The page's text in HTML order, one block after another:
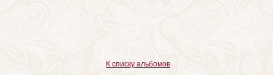
К списку альбомов